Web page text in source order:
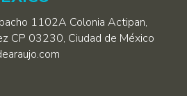
1102A Colonia Actipan,
CP 03230, Ciudad de México